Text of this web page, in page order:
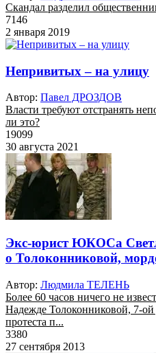
Скандал разделил
7146
2 января 2019
Непривитых – на улицу
Автор: Павел ДРОЗДОВ
Власти требуют отстранять
ли это?
19099
30 августа 2021
Экс-юрист ЮКОСа
о Толоконниковой,
Автор: Людмила ТЕЛЕНЬ
Более 60 часов ничего не
Надежде Толоконниковой, 7-
протеста п...
3380
27 сентября 2013